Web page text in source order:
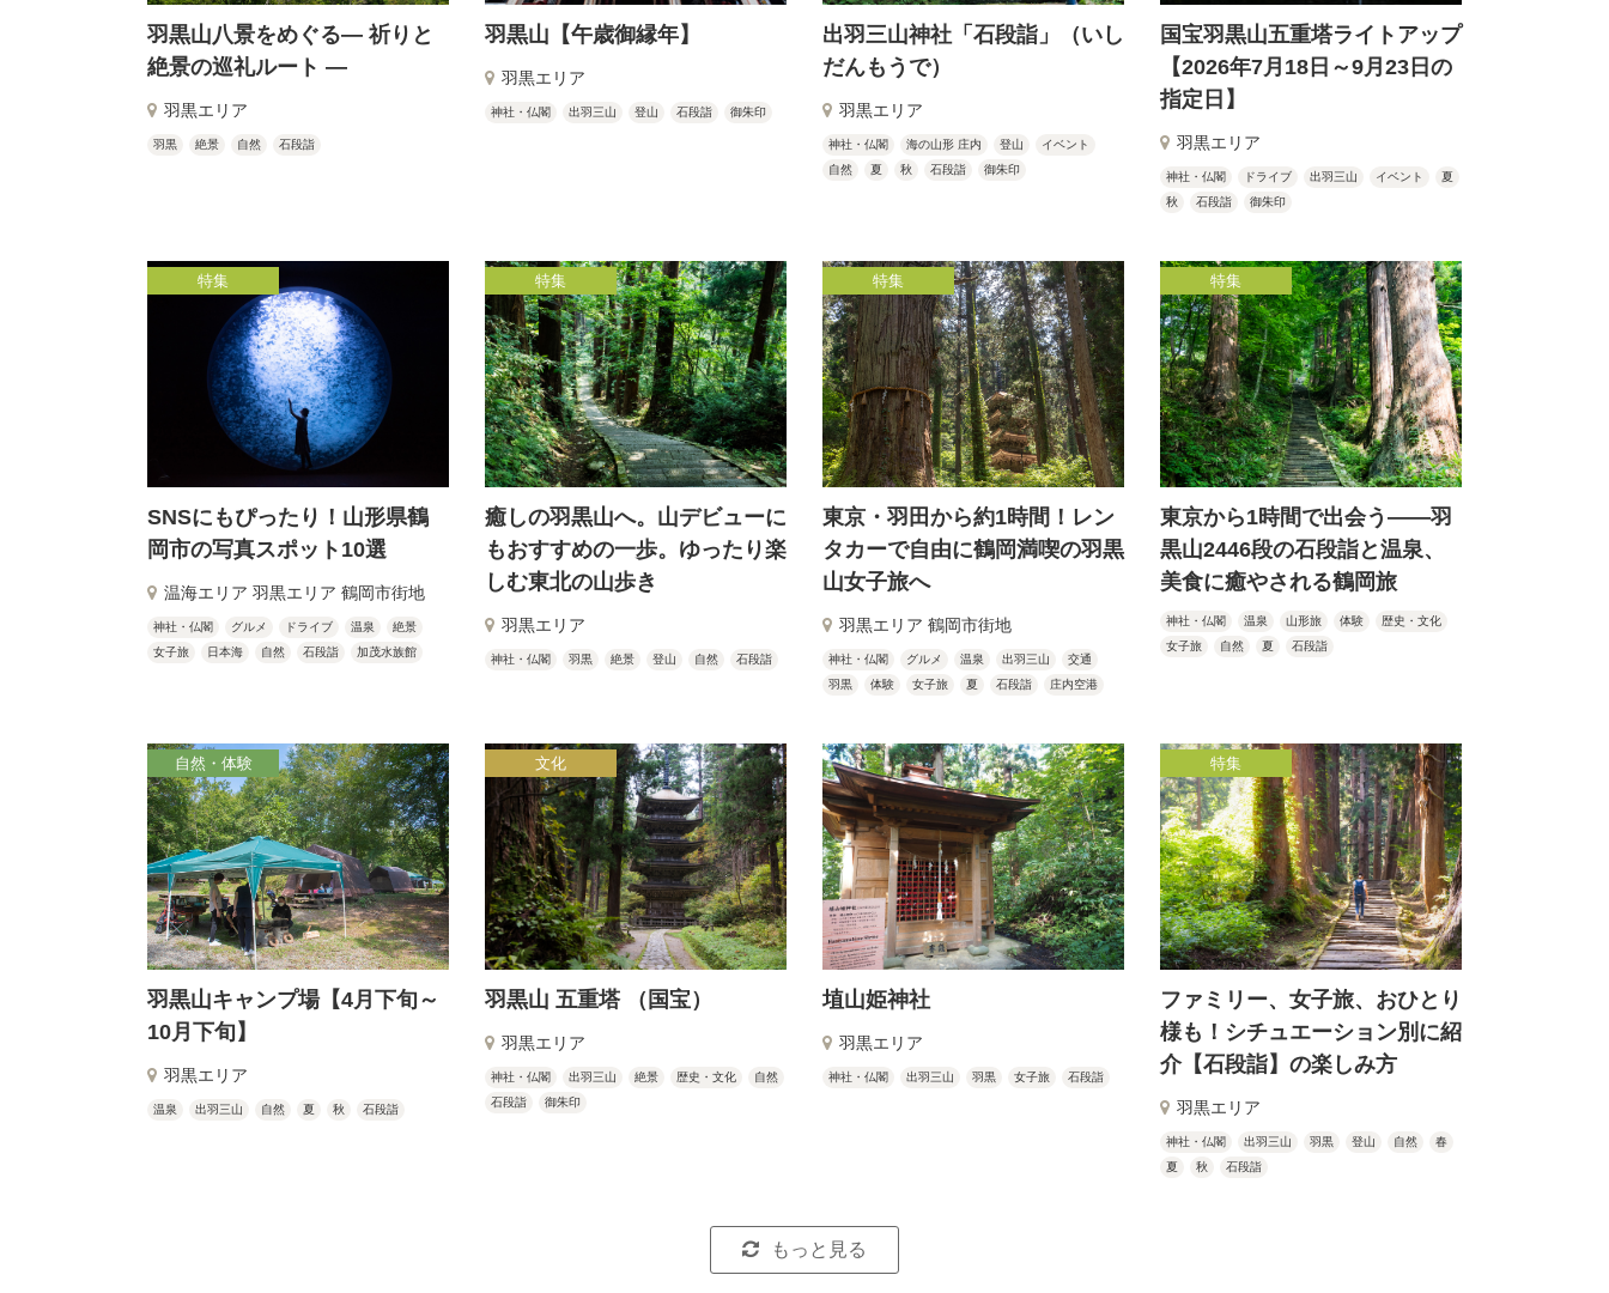
羽黒山八景をめぐる― 祈りと
絶景の巡礼ルート ―
羽黒エリア
羽黒 絶景 自然 石段詣
羽黒山【午歳御縁年】
羽黒エリア
神社・仏閣 出羽三山 登山 石段詣 御朱印
出羽三山神社「石段詣」（いし
だんもうで）
羽黒エリア
神社・仏閣 海の山形 庄内 登山
イベント
自然
夏 秋 石段詣 御朱印
国宝羽黒山五重塔ライトアップ
【2026年7月18日～9月23日の
指定日】
羽黒エリア
神社・仏閣 ドライブ 出羽三山 イベント
夏
秋
石段詣 御朱印
特集
SNSにもぴったり！山形県鶴
岡市の写真スポット10選
温海エリア 羽黒エリア 鶴岡市街地
神社・仏閣 グルメ ドライブ 温泉
絶景
女子旅
日本海 自然 石段詣 加茂水族館
特集
癒しの羽黒山へ。山デビューに
もおすすめの一歩。ゆったり楽
しむ東北の山歩き
羽黒エリア
神社・仏閣 羽黒 絶景 登山 自然 石段詣
特集
東京・羽田から約1時間！レン
タカーで自由に鶴岡満喫の羽黒
山女子旅へ
羽黒エリア 鶴岡市街地
神社・仏閣 グルメ 温泉 出羽三山
交通
羽黒
体験 女子旅 夏 石段詣 庄内空港
特集
東京から1時間で出会う――羽
黒山2446段の石段詣と温泉、
美食に癒やされる鶴岡旅
神社・仏閣 温泉 山形旅 体験
歴史・文化
女子旅
自然 夏 石段詣
自然・体験
羽黒山キャンプ場【4月下旬～
10月下旬】
羽黒エリア
温泉 出羽三山 自然 夏 秋 石段詣
文化
羽黒山 五重塔 （国宝）
羽黒エリア
神社・仏閣 出羽三山 絶景 歴史・文化
自然
石段詣
御朱印
埴山姫神社
羽黒エリア
神社・仏閣 出羽三山 羽黒 女子旅 石段詣
特集
ファミリー、女子旅、おひとり
様も！シチュエーション別に紹
介【石段詣】の楽しみ方
羽黒エリア
神社・仏閣 出羽三山 羽黒 登山 自然
春
夏
秋 石段詣
もっと見る